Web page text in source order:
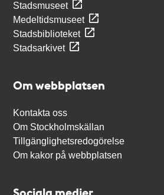
Stadsmuseet
Medeltidsmuseet
Stadsbiblioteket
Stadsarkivet
Om webbplatsen
Kontakta oss
Om Stockholmskällan
Tillgänglighetsredogörelse
Om kakor på webbplatsen